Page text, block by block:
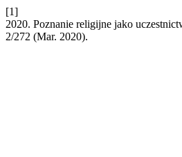
[1]
2020. Poznanie religijne jako
2/272 (Mar. 2020).